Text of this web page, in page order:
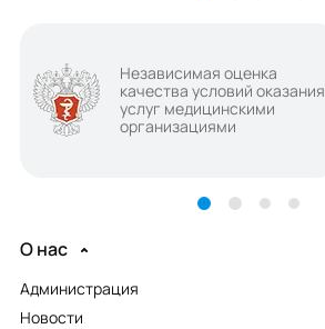
Независимая оценка
качества условий оказания
услуг медицинскими
организациями
О нас
Администрация
Новости